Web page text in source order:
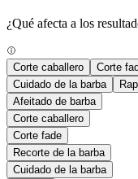
¿Qué afecta a los
Corte caballero Corte
Cuidado de la barba
Afeitado de barba
Corte caballero
Corte fade
Recorte de la barba
Cuidado de la barba